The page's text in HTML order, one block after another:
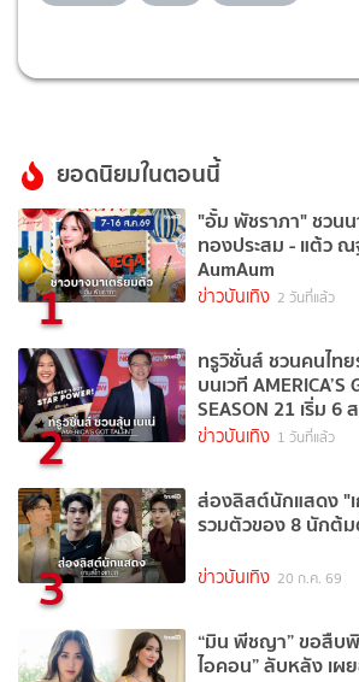
ยอดนิยมในตอนนี้
1
"อั้ม พัชราภา" ชวน
ทองประสม - แต้ว
AumAum
ข่าวบันเทิง 2 วันที่แล้ว
2
ทรูวิชั่นส์ ชวนคนไท
บนเวที AMERICA’S
SEASON 21 เริ่ม 6
TrueVisions NOW
ข่าวบันเทิง 1 วันที่แล้ว
3
ส่องลิสต์นักแสดง "
รวมตัวของ 8 นักต้
ข่าวบันเทิง 20 ก.ค. 69
“มิน พีชญา” ขอสืบ
ไอคอน” ลับหลัง เ